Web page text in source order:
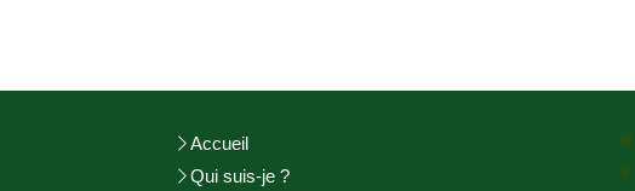
Accueil
Qui suis-je ?